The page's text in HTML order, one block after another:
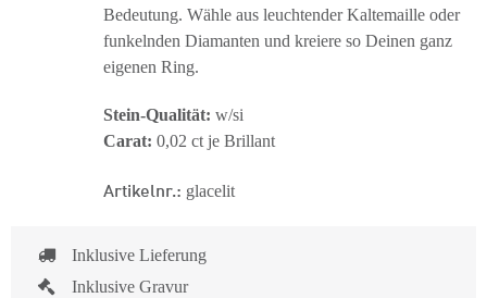
Bedeutung. Wähle aus leuchtender Kaltemaille oder
funkelnden Diamanten und kreiere so Deinen ganz
eigenen Ring.
Stein-Qualität: w/si
Carat: 0,02 ct je Brillant
Artikelnr.: glacelit
Inklusive Lieferung
Inklusive Gravur